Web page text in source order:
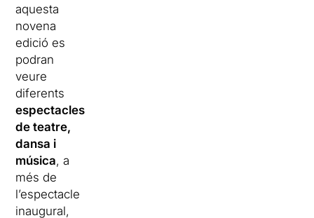
aquesta
novena
edició es
podran
veure
diferents
espectacles
de teatre,
dansa i
música, a
més de
l’espectacle
inaugural,